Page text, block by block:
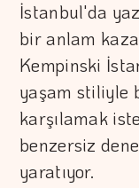
İstanbul'da
bir anlam
Kempinski
yaşam stiliyle
karşılamak
benzersiz
yaratıyor.